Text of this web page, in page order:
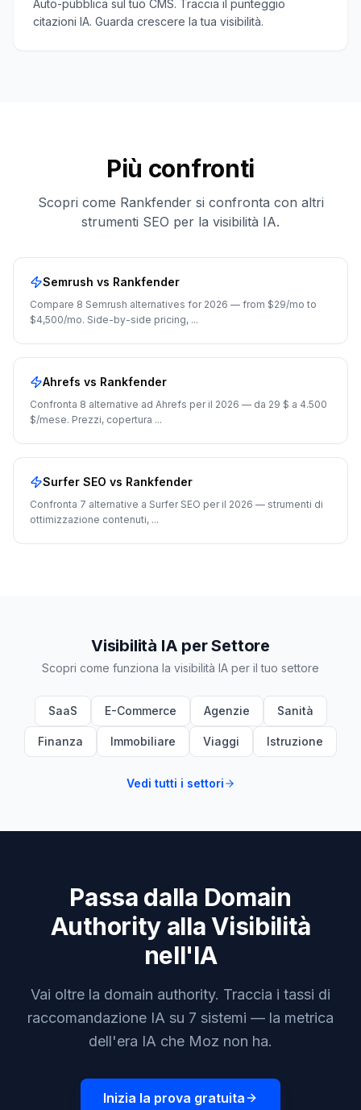
Auto-pubblica sul tuo CMS. Traccia il punteggio
citazioni IA. Guarda crescere la tua visibilità.
Più confronti
Scopri come Rankfender si confronta con altri
strumenti SEO per la visibilità IA.
Semrush vs Rankfender
Compare 8 Semrush alternatives for 2026 — from $29/mo to
$4,500/mo. Side-by-side pricing, ...
Ahrefs vs Rankfender
Confronta 8 alternative ad Ahrefs per il 2026 — da 29 $ a 4.500
$/mese. Prezzi, copertura ...
Surfer SEO vs Rankfender
Confronta 7 alternative a Surfer SEO per il 2026 — strumenti di
ottimizzazione contenuti, ...
Visibilità IA per Settore
Scopri come funziona la visibilità IA per il tuo settore
SaaS E-Commerce Agenzie Sanità
Finanza Immobiliare Viaggi Istruzione
Vedi tutti i settori
Passa dalla Domain
Authority alla Visibilità
nell'IA
Vai oltre la domain authority. Traccia i tassi di
raccomandazione IA su 7 sistemi — la metrica
dell'era IA che Moz non ha.
Inizia la prova gratuita